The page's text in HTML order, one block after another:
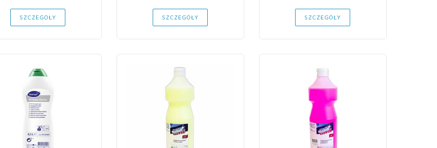
SZCZEGÓŁY SZCZEGÓŁY SZCZEGÓŁY